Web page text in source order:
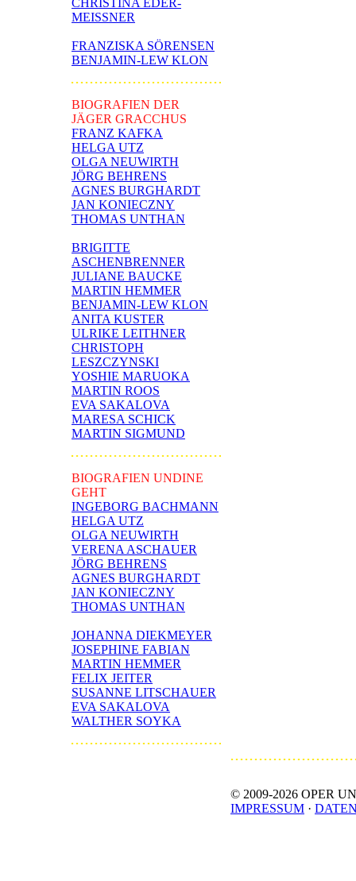
CHRISTINA EDER-
MEISSNER
FRANZISKA SÖRENSEN
BENJAMIN-LEW KLON
BIOGRAFIEN DER
JÄGER GRACCHUS
FRANZ KAFKA
HELGA UTZ
OLGA NEUWIRTH
JÖRG BEHRENS
AGNES BURGHARDT
JAN KONIECZNY
THOMAS UNTHAN
BRIGITTE
ASCHENBRENNER
JULIANE BAUCKE
MARTIN HEMMER
BENJAMIN-LEW KLON
ANITA KUSTER
ULRIKE LEITHNER
CHRISTOPH
LESZCZYNSKI
YOSHIE MARUOKA
MARTIN ROOS
EVA SAKALOVA
MARESA SCHICK
MARTIN SIGMUND
BIOGRAFIEN UNDINE
GEHT
INGEBORG BACHMANN
HELGA UTZ
OLGA NEUWIRTH
VERENA ASCHAUER
JÖRG BEHRENS
AGNES BURGHARDT
JAN KONIECZNY
THOMAS UNTHAN
JOHANNA DIEKMEYER
JOSEPHINE FABIAN
MARTIN HEMMER
FELIX JEITER
SUSANNE LITSCHAUER
EVA SAKALOVA
WALTHER SOYKA
© 2009-2026 OPER
IMPRESSUM ·